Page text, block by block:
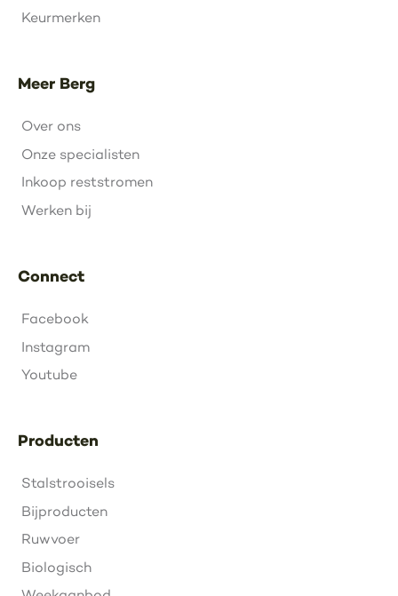
Keurmerken
Meer Berg
Over ons
Onze specialisten
Inkoop reststromen
Werken bij
Connect
Facebook
Instagram
Youtube
Producten
Stalstrooisels
Bijproducten
Ruwvoer
Biologisch